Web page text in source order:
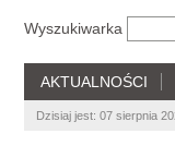
Wyszukiwarka
AKTUALNOŚCI
Dzisiaj jest: 07 sierpnia